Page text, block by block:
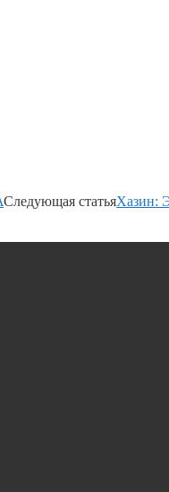
Следующая статьяХазин: